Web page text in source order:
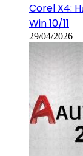
Corel X4:
Win 10/11
29/04/2026